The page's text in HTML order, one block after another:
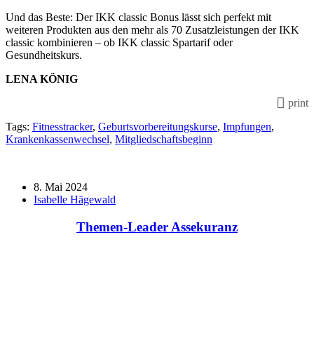
Und das Beste: Der IKK classic Bonus lässt sich perfekt mit
weiteren Produkten aus den mehr als 70 Zusatzleistungen der IKK
classic kombinieren – ob IKK classic Spartarif oder
Gesundheitskurs.
LENA KÖNIG
print
Tags: Fitnesstracker, Geburtsvorbereitungskurse, Impfungen,
Krankenkassenwechsel, Mitgliedschaftsbeginn
8. Mai 2024
Isabelle Hägewald
Themen-Leader Assekuranz